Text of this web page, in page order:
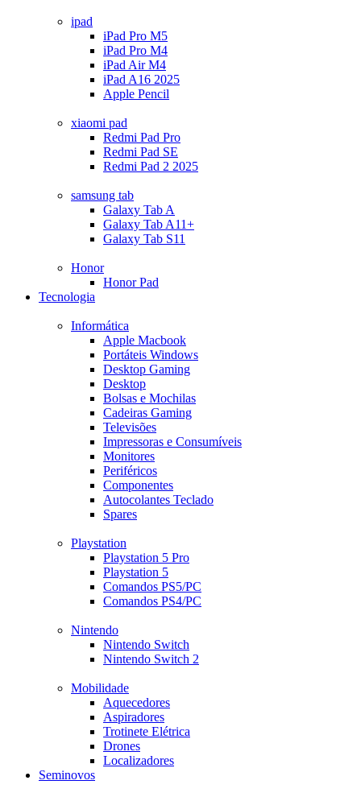
ipad
iPad Pro M5
iPad Pro M4
iPad Air M4
iPad A16 2025
Apple Pencil
xiaomi pad
Redmi Pad Pro
Redmi Pad SE
Redmi Pad 2 2025
samsung tab
Galaxy Tab A
Galaxy Tab A11+
Galaxy Tab S11
Honor
Honor Pad
Tecnologia
Informática
Apple Macbook
Portáteis Windows
Desktop Gaming
Desktop
Bolsas e Mochilas
Cadeiras Gaming
Televisões
Impressoras e Consumíveis
Monitores
Periféricos
Componentes
Autocolantes Teclado
Spares
Playstation
Playstation 5 Pro
Playstation 5
Comandos PS5/PC
Comandos PS4/PC
Nintendo
Nintendo Switch
Nintendo Switch 2
Mobilidade
Aquecedores
Aspiradores
Trotinete Elétrica
Drones
Localizadores
Seminovos